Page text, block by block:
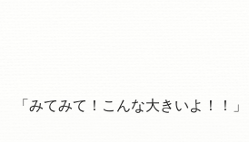
「みてみて！こんな大きいよ！！」